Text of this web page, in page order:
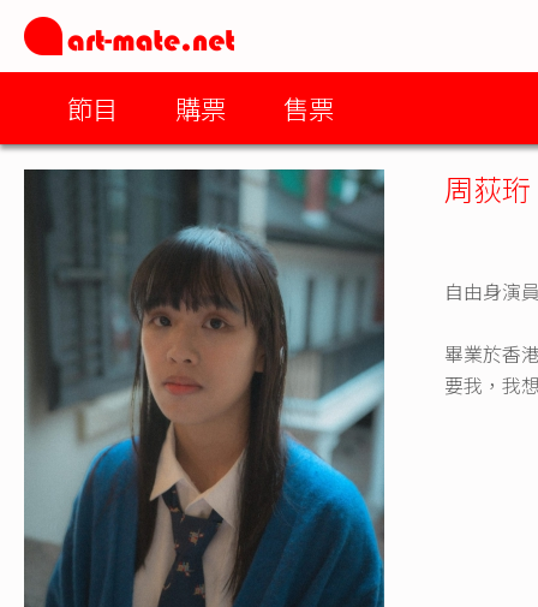
節目 購票 售票
周荻珩
自由身演
畢業於香
要我，我